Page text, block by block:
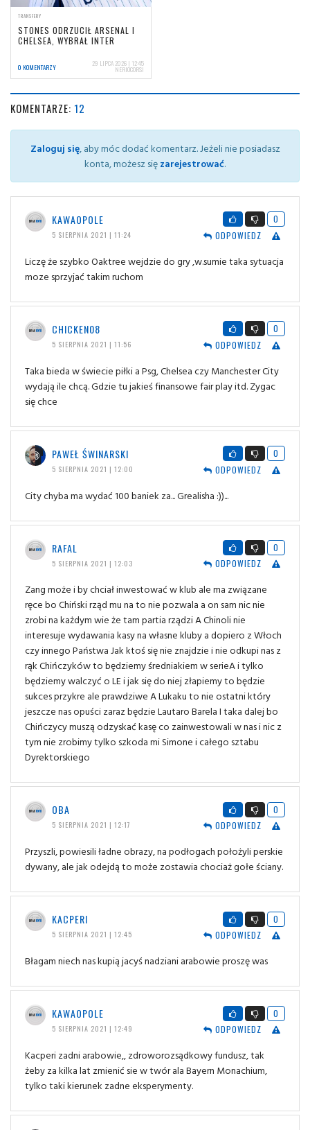
TRANSFERY
STONES ODRZUCIŁ ARSENAL I
CHELSEA, WYBRAŁ INTER
0 KOMENTARZY 29 LIPCA 2026 | 12:45
NERIOCORSI
KOMENTARZE: 12
Zaloguj się, aby móc dodać komentarz. Jeżeli nie posiadasz
konta, możesz sięzarejestrować.
KAWAOPOLE
5 SIERPNIA 2021 | 11:24
0
ODPOWIEDZ
Liczę że szybko Oaktree wejdzie do gry ,w.sumie taka sytuacja
moze sprzyjać takim ruchom
CHICKEN08
5 SIERPNIA 2021 | 11:56
0
ODPOWIEDZ
Taka bieda w świecie piłki a Psg, Chelsea czy Manchester City
wydają ile chcą. Gdzie tu jakieś finansowe fair play itd. Zygac
się chce
PAWEŁ ŚWINARSKI
5 SIERPNIA 2021 | 12:00
0
ODPOWIEDZ
City chyba ma wydać 100 baniek za... Grealisha :))...
RAFAL
5 SIERPNIA 2021 | 12:03
0
ODPOWIEDZ
Zang może i by chciał inwestować w klub ale ma związane
ręce bo Chiński rząd mu na to nie pozwala a on sam nic nie
zrobi na każdym wie że tam partia rządzi A Chinoli nie
interesuje wydawania kasy na własne kluby a dopiero z Włoch
czy innego Państwa Jak ktoś się nie znajdzie i nie odkupi nas z
rąk Chińczyków to będziemy średniakiem w serieA i tylko
będziemy walczyć o LE i jak się do niej złapiemy to będzie
sukces przykre ale prawdziwe A Lukaku to nie ostatni który
jeszcze nas opuści zaraz będzie Lautaro Barela I taka dalej bo
Chińczycy muszą odzyskać kasę co zainwestowali w nas i nic z
tym nie zrobimy tylko szkoda mi Simone i całego sztabu
Dyrektorskiego
OBA
5 SIERPNIA 2021 | 12:17
0
ODPOWIEDZ
Przyszli, powiesili ładne obrazy, na podłogach położyli perskie
dywany, ale jak odejdą to może zostawia chociaż gołe ściany.
KACPERI
5 SIERPNIA 2021 | 12:45
0
ODPOWIEDZ
Błagam niech nas kupią jacyś nadziani arabowie proszę was
KAWAOPOLE
5 SIERPNIA 2021 | 12:49
0
ODPOWIEDZ
Kacperi zadni arabowie,, zdroworozsądkowy fundusz, tak
żeby za kilka lat zmienić sie w twór ala Bayern Monachium,
tylko taki kierunek zadne eksperymenty.